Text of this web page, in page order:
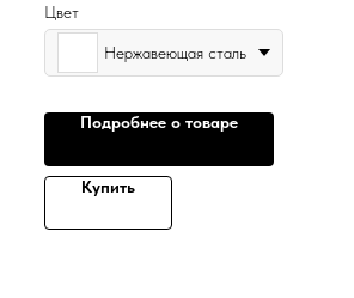
Цвет
Нержавеющая сталь
Подробнее о товаре
Купить